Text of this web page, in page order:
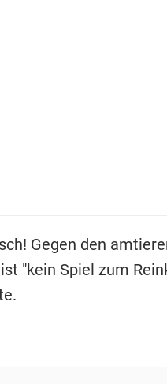
Gegen den
"kein Spiel zum